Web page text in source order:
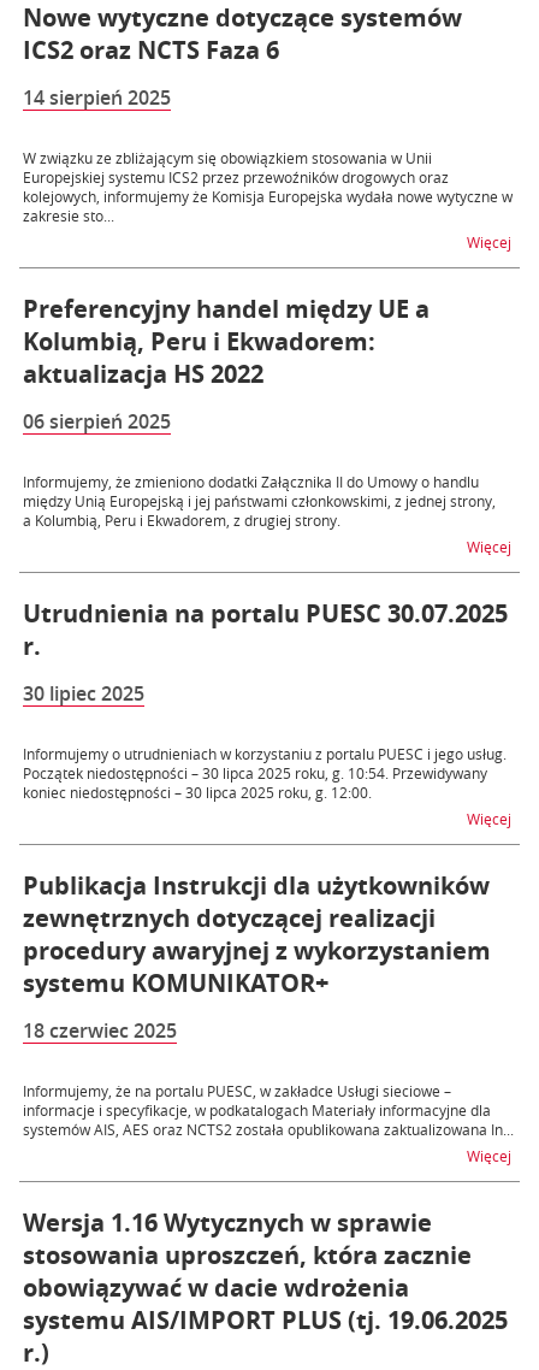
Nowe wytyczne dotyczące systemów
ICS2 oraz NCTS Faza 6
14 sierpień 2025
W związku ze zbliżającym się obowiązkiem stosowania w Unii
Europejskiej systemu ICS2 przez przewoźników drogowych oraz
kolejowych, informujemy że Komisja Europejska wydała nowe wytyczne w
zakresie sto...
Więcej
Preferencyjny handel między UE a
Kolumbią, Peru i Ekwadorem:
aktualizacja HS 2022
06 sierpień 2025
Informujemy, że zmieniono dodatki Załącznika II do Umowy o handlu
między Unią Europejską i jej państwami członkowskimi, z jednej strony,
a Kolumbią, Peru i Ekwadorem, z drugiej strony.
Więcej
Utrudnienia na portalu PUESC 30.07.2025
r.
30 lipiec 2025
Informujemy o utrudnieniach w korzystaniu z portalu PUESC i jego usług.
Początek niedostępności – 30 lipca 2025 roku, g. 10:54. Przewidywany
koniec niedostępności – 30 lipca 2025 roku, g. 12:00.
Więcej
Publikacja Instrukcji dla użytkowników
zewnętrznych dotyczącej realizacji
procedury awaryjnej z wykorzystaniem
systemu KOMUNIKATOR+
18 czerwiec 2025
Informujemy, że na portalu PUESC, w zakładce Usługi sieciowe –
informacje i specyfikacje, w podkatalogach Materiały informacyjne dla
systemów AIS, AES oraz NCTS2 została opublikowana zaktualizowana In...
Więcej
Wersja 1.16 Wytycznych w sprawie
stosowania uproszczeń, która zacznie
obowiązywać w dacie wdrożenia
systemu AIS/IMPORT PLUS (tj. 19.06.2025
r.)